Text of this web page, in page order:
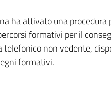
ha attivato una
formativi per il
non vedente,
formativi.